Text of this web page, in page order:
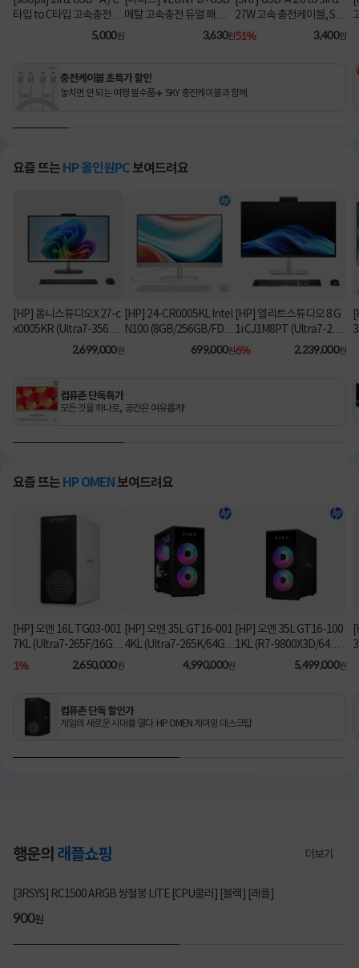
타입 to C타입 고속충전 케
이블 PD 100W S52C [1.2
5,000원
메탈 고속충전 듀얼 패브릭
8핀 케이블
3,630원
27W 고속 충전케이블, SK
Y-A2-3IN1 [블랙/2m]
51% 3,400원
충전케이블 초특가 할인
놓치면 안 되는 여행 필수품✈️ SKY 충전케이블과 함께
요즘 뜨는 HP 올인원PC 보여드려요
[HP] 옴니스튜디오X 27-c
x0005KR (Ultra7-356H/
16GB/1TB/Win11Hom
2,699,000원
[HP] 24-CR0005KL Intel
N100 (8GB/256GB/FD)
[기본제품]
699,000원
[HP] 엘리트스튜디오 8 G
1i CJ1M8PT (Ultra7-26
5/8GB/512GB/Win11Pr
6% 2,239,000원
컴퓨존 단독특가
모든 것을 하나로, 공간은 여유롭게!
요즘 뜨는 HP OMEN 보여드려요
[HP] 오멘 16L TG03-001
7KL (Ultra7-265F/16GB/
1TB/RX9060XT/FD) [기
1% 2,650,000원
[HP] 오멘 35L GT16-001
4KL (Ultra7-265K/64GB/
2TB/RTX5070Ti/FD) 3
쿠폰★
4,990,000원
[HP] 오멘 35L GT16-100
1KL (R7-9800X3D/64G
B/1TB/RTX5080/FD) [기
5,499,000원
컴퓨존 단독 할인가
게임의 새로운 시대를 열다 HP OMEN 게이밍 데스크탑
행운의 래플쇼핑 더보기
200원
3220명 참여
[3RSYS] RC1500 ARGB 쌍철봉 LITE [CPU쿨러] [블랙] [래플]
900원
200원
900원